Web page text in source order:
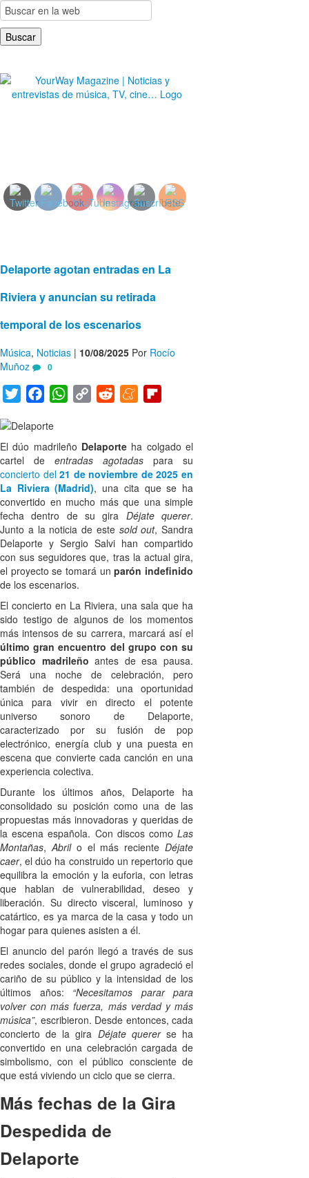
Delaporte agotan entradas en La
Riviera y anuncian su retirada
temporal de los escenarios
Música, Noticias | 10/08/2025 Por Rocío
Muñoz
0
Twitter FacebookWhatsApp
Copy
Reddit Meneame
El dúo madrileño Delaporte ha colgado el
cartel de entradas agotadas para su
concierto del21 de noviembre de 2025 en
La Riviera (Madrid), una cita que se ha
convertido en mucho más que una simple
fecha dentro de su gira Déjate querer.
Junto a la noticia de este sold out, Sandra
Delaporte y Sergio Salvi han compartido
con sus seguidores que, tras la actual gira,
el proyecto se tomará unparón indefinido
de los escenarios.
El concierto en La Riviera, una sala que ha
sido testigo de algunos de los momentos
más intensos de su carrera, marcará así el
último gran encuentro del grupo con su
público madrileño antes de esa pausa.
Será una noche de celebración, pero
también de despedida: una oportunidad
única para vivir en directo el potente
universo sonoro de Delaporte,
caracterizado por su fusión de pop
electrónico, energía club y una puesta en
escena que convierte cada canción en una
experiencia colectiva.
Durante los últimos años, Delaporte ha
consolidado su posición como una de las
propuestas más innovadoras y queridas de
la escena española. Con discos como Las
Montañas,Abrilo el más recienteDéjate
caer, el dúo ha construido un repertorio que
equilibra la emoción y la euforia, con letras
que hablan de vulnerabilidad, deseo y
liberación. Su directo visceral, luminoso y
catártico, es ya marca de la casa y todo un
hogar para quienes asisten a él.
El anuncio del parón llegó a través de sus
redes sociales, donde el grupo agradeció el
cariño de su público y la intensidad de los
últimos años: “Necesitamos parar para
volver con más fuerza, más verdad y más
música”, escribieron. Desde entonces, cada
concierto de la gira Déjate quererse ha
convertido en una celebración cargada de
simbolismo, con el público consciente de
que está viviendo un ciclo que se cierra.
Más fechas de la Gira
Despedida de
Delaporte